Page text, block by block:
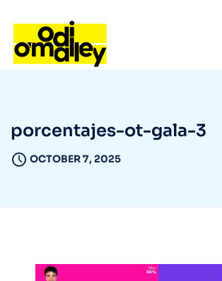
porcentajes-ot-gala-3
OCTOBER 7, 2025